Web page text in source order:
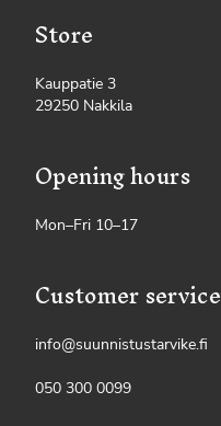
Store
Kauppatie 3
29250 Nakkila
Opening hours
Mon–Fri 10–17
Customer service
info@suunnistustarvike.fi
050 300 0099